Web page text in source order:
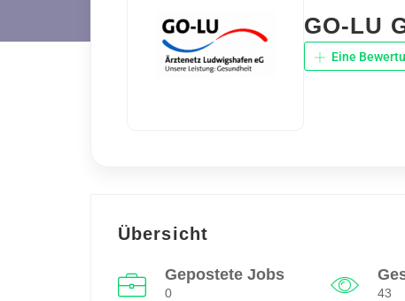
GO-LU
Eine
Übersicht
Gepostete Jobs
0 43